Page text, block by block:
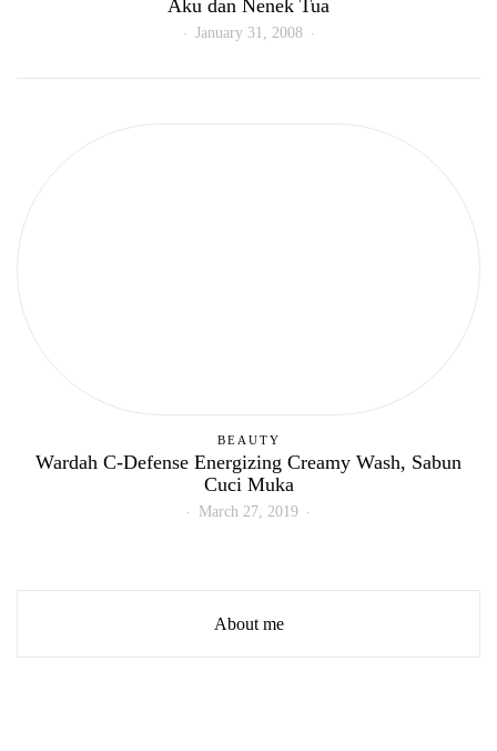
Aku dan Nenek Tua
January 31, 2008
BEAUTY
Wardah C-Defense Energizing Creamy Wash, Sabun
Cuci Muka
March 27, 2019
About me